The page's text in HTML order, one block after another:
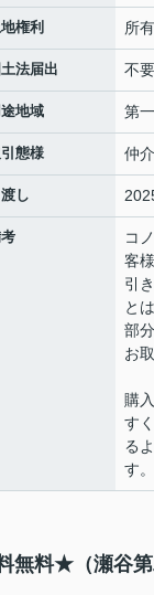
権利 所
土法届出 不要
地域 第
態様 仲介
し
コ
客
引
と
部
お
購
す
る
す
無料★（瀬谷